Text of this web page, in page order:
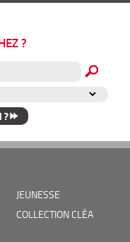
?
?
JEUNESSE
COLLECTION CLÉA